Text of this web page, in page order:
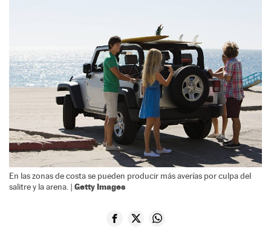
En las zonas de costa se pueden producir más averías por culpa del
salitre y la arena. | Getty Images